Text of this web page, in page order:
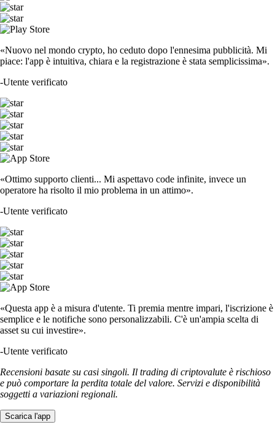
«Nuovo nel mondo crypto, ho ceduto dopo l'ennesima pubblicità. Mi
piace: l'app è intuitiva, chiara e la registrazione è stata semplicissima».
-Utente verificato
«Ottimo supporto clienti... Mi aspettavo code infinite, invece un
operatore ha risolto il mio problema in un attimo».
-Utente verificato
«Questa app è a misura d'utente. Ti premia mentre impari, l'iscrizione è
semplice e le notifiche sono personalizzabili. C'è un'ampia scelta di
asset su cui investire».
-Utente verificato
Recensioni basate su casi singoli. Il trading di criptovalute è rischioso
e può comportare la perdita totale del valore. Servizi e disponibilità
soggetti a variazioni regionali.
Scarica l'app